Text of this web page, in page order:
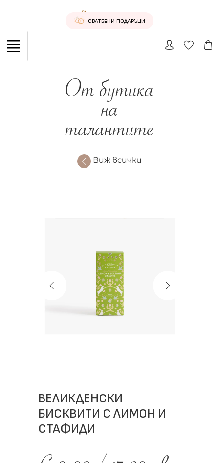
СВАТБЕНИ ПОДАРЪЦИ
ВЕЛИКДЕНСКИ
БИСКВИТИ С ЛИМОН И
СТАФИДИ
От бутика
на
талантите
Виж всички